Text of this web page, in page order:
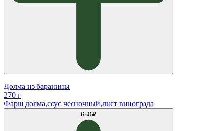
Долма из баранины
270 г
Фарш долма,соус чесночный,лист винограда
650 ₽